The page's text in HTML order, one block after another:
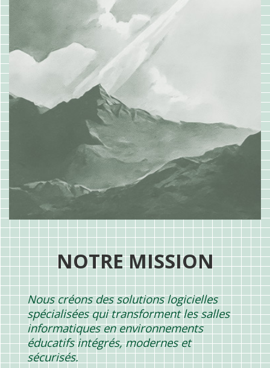
NOTRE MISSION
Nous créons des solutions logicielles
spécialisées qui transforment les salles
informatiques en environnements
éducatifs intégrés, modernes et
sécurisés.